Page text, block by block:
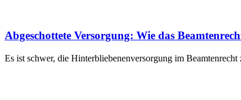
Abgeschottete Versorgung: Wie das
Es ist schwer, die Hinterbliebenenversorgung im